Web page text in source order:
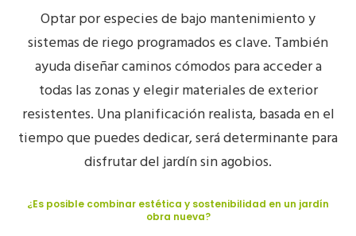
Optar por especies de bajo mantenimiento y
sistemas de riego programados es clave. También
ayuda diseñar caminos cómodos para acceder a
todas las zonas y elegir materiales de exterior
resistentes. Una planificación realista, basada en el
tiempo que puedes dedicar, será determinante para
disfrutar del jardín sin agobios.
¿Es posible combinar estética y sostenibilidad en un jardín
obra nueva?